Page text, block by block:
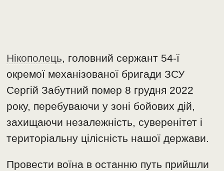
Нікополець, головний сержант 54-ї
окремої механізованої бригади ЗСУ
Сергій Забутний помер 8 грудня 2022
року, перебуваючи у зоні бойових дій,
захищаючи незалежність, суверенітет і
територіальну цілісність нашої держави.
Провести воїна в останню путь прийшли